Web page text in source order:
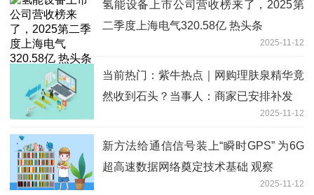
氢能设备上市公司营收榜来了，2025第
二季度上海电气320.58亿 热头条
2025-11-12
当前热门：紫牛热点｜网购理肤泉精华竟
然收到石头？当事人：商家已安排补发
2025-11-12
新方法给通信信号装上“瞬时GPS” 为6G
超高速数据网络奠定技术基础 观察
2025-11-12